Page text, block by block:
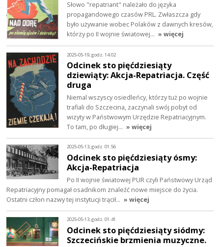
Słowo "repatriant" należało do języka
propagandowego czasów PRL. Zwłaszcza gdy
było używanie wobec Polaków z dawnych kresów,
którzy po II wojnie światowej… » więcej
2025-05-19, godz. 14:02
Odcinek sto pięćdziesiąty
dziewiąty: Akcja-Repatriacja. Część
druga
Niemal wszyscy osiedleńcy, którzy tuż po wojnie
trafiali do Szczecina, zaczynali swój pobyt od
wizyty w Państwowym Urzędzie Repatriacyjnym.
To tam, po długiej… » więcej
2025-05-13, godz. 01:56
Odcinek sto pięćdziesiąty ósmy:
Akcja-Repatriacja
Po II wojnie światowej PUR czyli Państwowy Urząd
Repatriacyjny pomagał osadnikom znaleźć nowe miejsce do życia.
Ostatni człon nazwy tej instytucji trącił… » więcej
2025-05-13, godz. 01:41
Odcinek sto pięćdziesiąty siódmy:
Szczecińskie brzmienia muzyczne.